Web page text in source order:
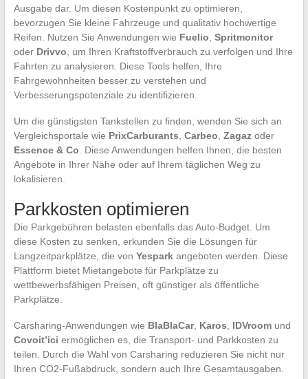
Ausgabe dar. Um diesen Kostenpunkt zu optimieren,
bevorzugen Sie kleine Fahrzeuge und qualitativ hochwertige
Reifen. Nutzen Sie Anwendungen wie Fuelio Spritmonitor
oder Drivvo , um Ihren Kraftstoffverbrauch zu verfolgen und Ihre
Fahrten zu analysieren. Diese Tools helfen, Ihre
Fahrgewohnheiten besser zu verstehen und
Verbesserungspotenziale zu identifizieren.
Um die günstigsten Tankstellen zu finden, wenden Sie sich an
Vergleichsportale wie PrixCarburants Carbeo Zagazoder
Essence & Co . Diese Anwendungen helfen Ihnen, die besten
Angebote in Ihrer Nähe oder auf Ihrem täglichen Weg zu
lokalisieren.
Parkkosten optimieren
Die Parkgebühren belasten ebenfalls das Auto-Budget. Um
diese Kosten zu senken, erkunden Sie die Lösungen für
Langzeitparkplätze, die von Yesparkangeboten werden. Diese
Plattform bietet Mietangebote für Parkplätze zu
wettbewerbsfähigen Preisen, oft günstiger als öffentliche
Parkplätze.
Carsharing-Anwendungen wie BlaBlaCar, Karos IDVroomund
Covoit’ici ermöglichen es, die Transport- und Parkkosten zu
teilen. Durch die Wahl von Carsharing reduzieren Sie nicht nur
Ihren CO2-Fußabdruck, sondern auch Ihre Gesamtausgaben.